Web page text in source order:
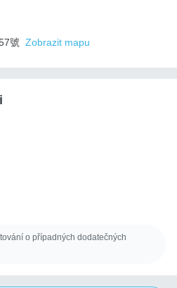
號 Zobrazit mapu
o případných dodatečných